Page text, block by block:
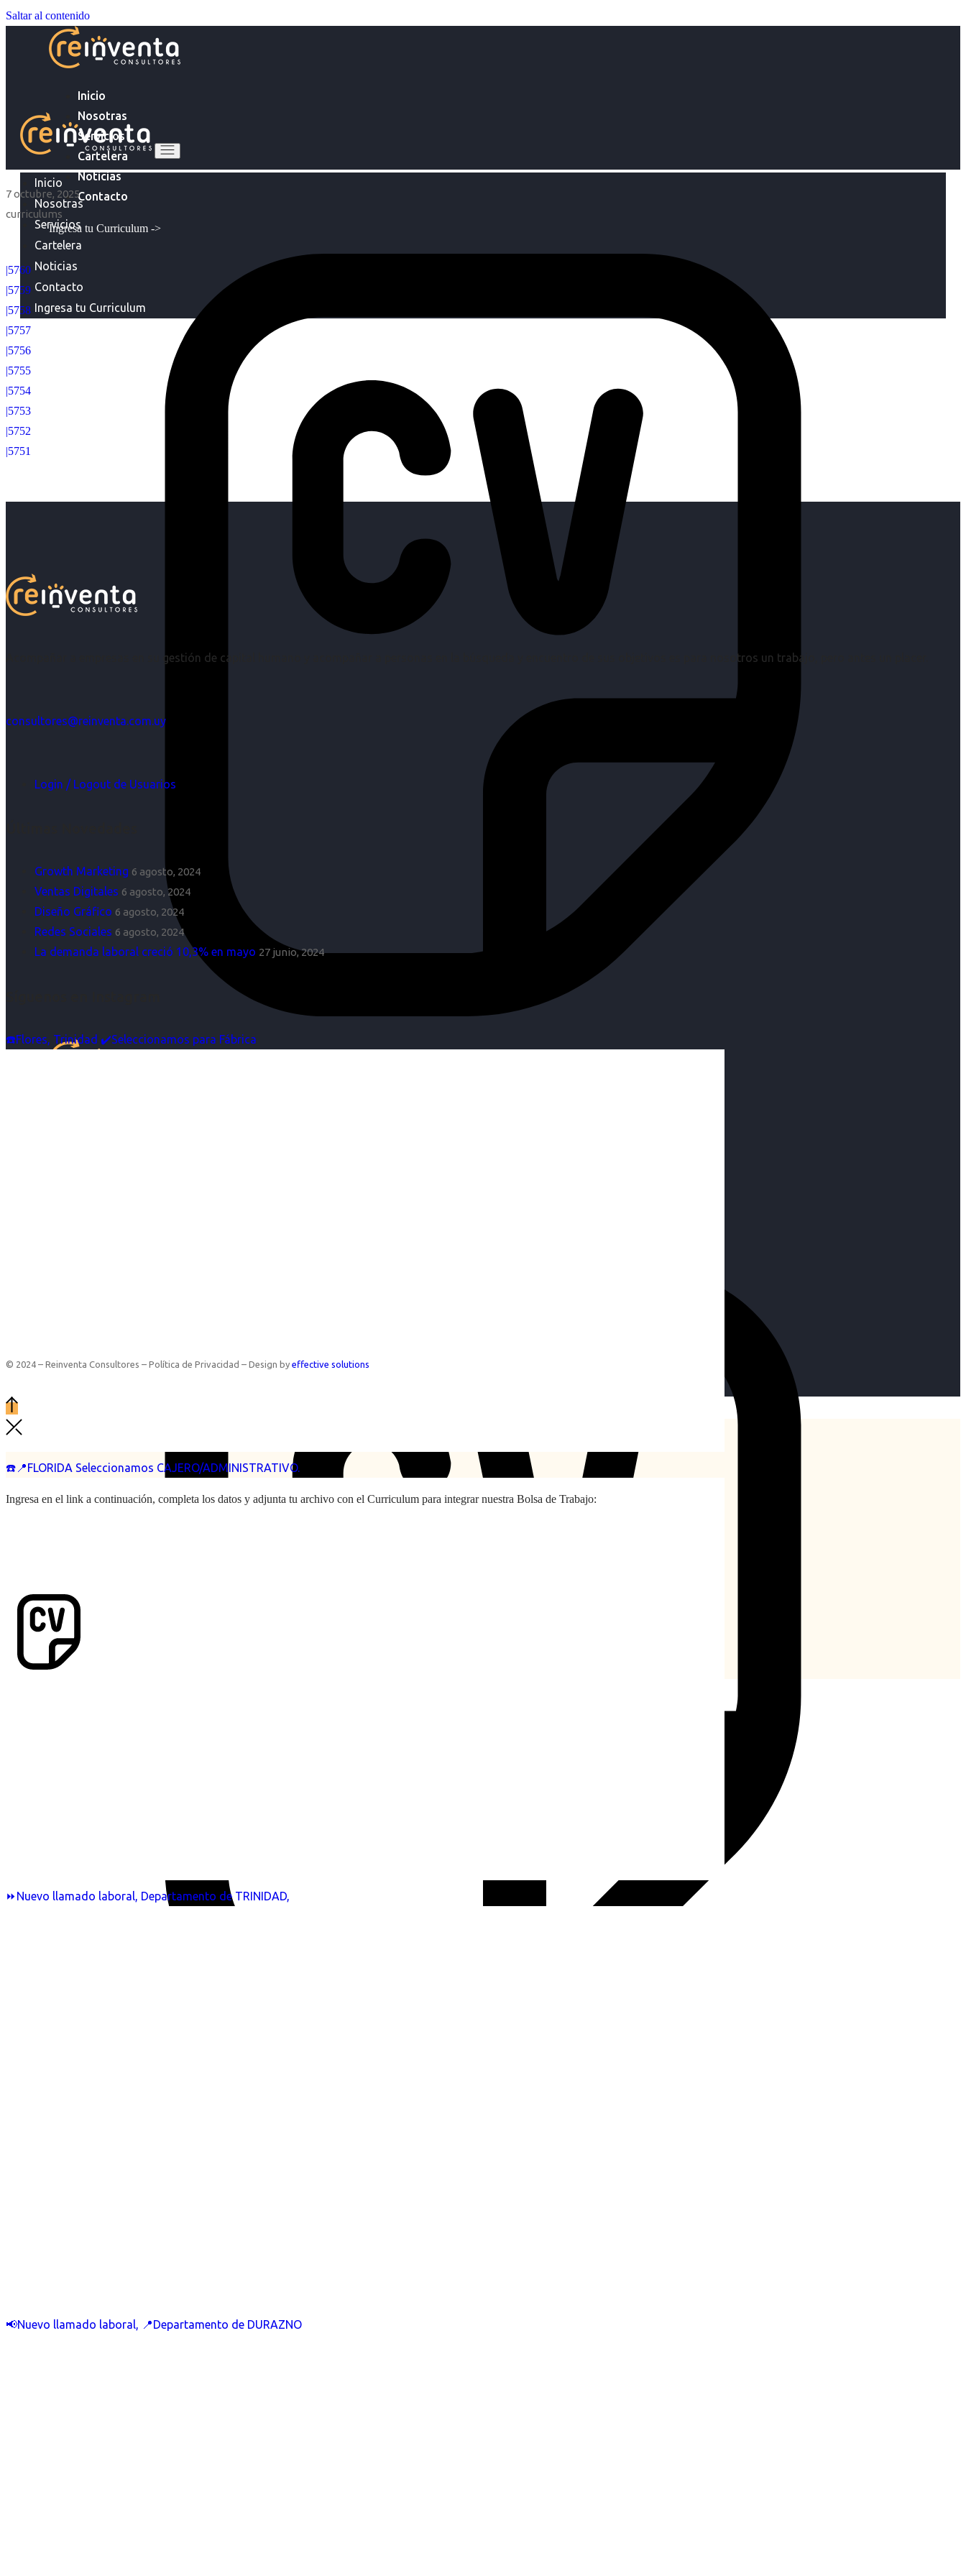
Saltar al contenido
Inicio
Nosotras
Servicios
Cartelera
Noticias
Contacto
Ingresa tu Curriculum ->
Inicio
Nosotras
Servicios
Cartelera
Noticias
Contacto
Ingresa tu Curriculum
7 octubre, 2025
curriculums
|5760
|5759
|5758
|5757
|5756
|5755
|5754
|5753
|5752
|5751
Acompañar a empresas en su gestión de capital humano y acompañar a personas en la búsqueda y encuentro de sus objetivos es para nosotros un trabajo, pero antes un placer.
consultores@reinventa.com.uy
Login / Logout de Usuarios
Growth Marketing 6 agosto, 2024
Ventas Digitales 6 agosto, 2024
Diseño Gráfico 6 agosto, 2024
Redes Sociales 6 agosto, 2024
La demanda laboral creció 10,3% en mayo 27 junio, 2024
☎️Flores, Trinidad ✔️Seleccionamos para Fábrica
☎️📍FLORIDA Seleccionamos CAJERO/ADMINISTRATIVO.
⏩Nuevo llamado laboral, Departamento de TRINIDAD,
📢Nuevo llamado laboral, 📍Departamento de DURAZNO
© 2024 – Reinventa Consultores – Política de Privacidad – Design by effective solutions
Ingresa en el link a continuación, completa los datos y adjunta tu archivo con el Curriculum para integrar nuestra Bolsa de Trabajo: